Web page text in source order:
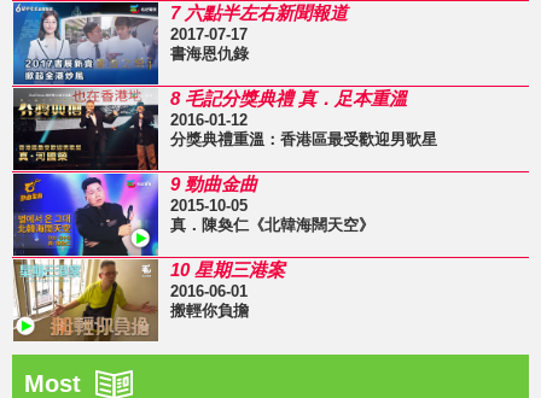
7 六點半左右新聞報道
2017-07-17
書海恩仇錄
8 毛記分獎典禮 真．足本重溫
2016-01-12
分獎典禮重溫：香港區最受歡迎男歌星
9 勁曲金曲
2015-10-05
真．陳奐仁《北韓海闊天空》
10 星期三港案
2016-06-01
搬輕你負擔
Most